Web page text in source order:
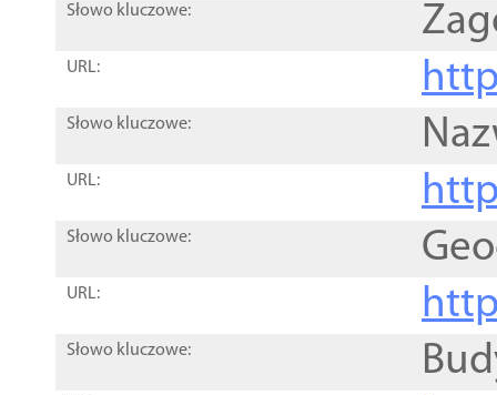
Słowo kluczowe:
URL:
Słowo kluczowe:
URL:
Słowo kluczowe:
URL:
Słowo kluczowe: